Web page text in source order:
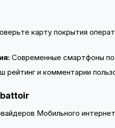
карту покрытия
Современные смартфоны
рейтинг и комментарии
Мобильного